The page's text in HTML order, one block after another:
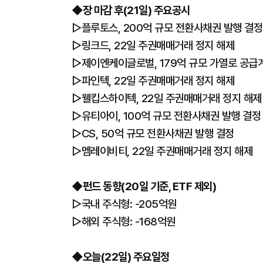
◆장 마감 후(21일) 주요공시
▷플루토스, 200억 규모 전환사채권 발행 결정
▷링크드, 22일 주권매매거래 정지 해제
▷제이엔케이글로벌, 179억 규모 가열로 공급
▷파인텍, 22일 주권매매거래 정지 해제
▷웰킵스하이텍, 22일 주권매매거래 정지 해제
▷유티아이, 100억 규모 전환사채권 발행 결정
▷CS, 50억 규모 전환사채권 발행 결정
▷멤레이비티, 22일 주권매매거래 정지 해제
◆펀드 동향(20일 기준, ETF 제외)
▷국내 주식형: -205억원
▷해외 주식형: -168억원
◆오늘(22일) 주요일정